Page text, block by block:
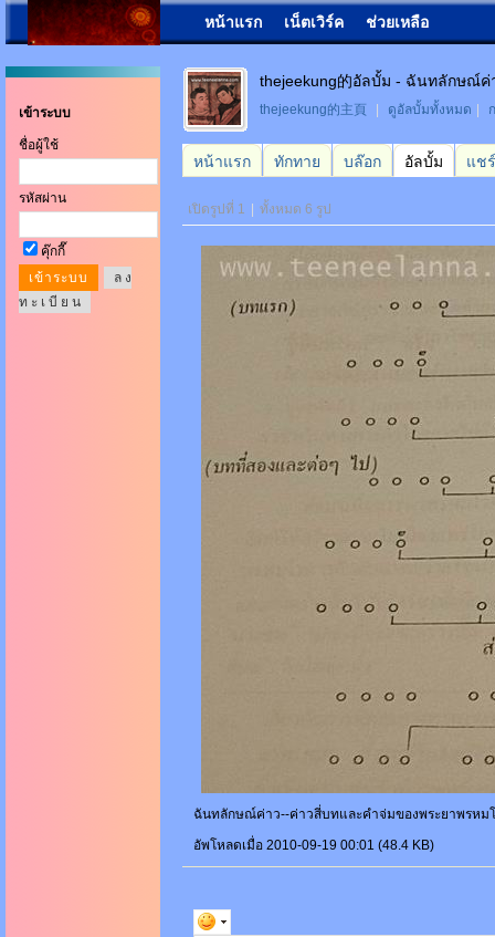
หน้าแรก เน็ตเวิร์ค ช่วยเหลือ
เข้าระบบ
ชื่อผู้ใช้
รหัสผ่าน
คุ๊กกี๊
ล ง
ท ะ เ บี ย น
thejeekung的อัลบั้ม - ฉันทลักษณ์ค่
thejeekung的主頁 ดูอัลบั้มทั้งหมด
หน้าแรก ทักทาย บล๊อก อัลบั้ม แชร์
เปิดรูปที่ 1 ทั้งหมด 6 รูป
ฉันทลักษณ์ค่าว--ค่าวสี่บทและคำจ่มของพระยาพรหมโ
อัพโหลดเมื่อ 2010-09-19 00:01 (48.4 KB)